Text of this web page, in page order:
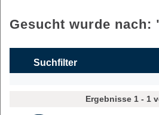
Gesucht wurde nach:
Suchfilter
Ergebnisse 1 - 1